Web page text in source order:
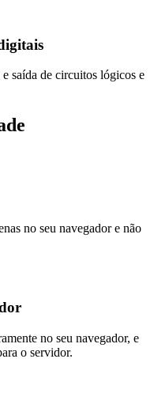
saída de circuitos lógicos e
no seu navegador e não
no seu navegador, e
o servidor.